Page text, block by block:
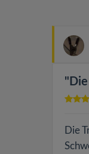
"Die
Die